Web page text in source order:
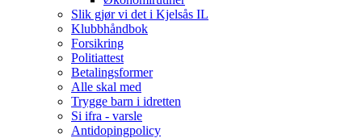
Slik gjør vi det i Kjelsås IL
Klubbhåndbok
Forsikring
Politiattest
Betalingsformer
Alle skal med
Trygge barn i idretten
Si ifra - varsle
Antidopingpolicy